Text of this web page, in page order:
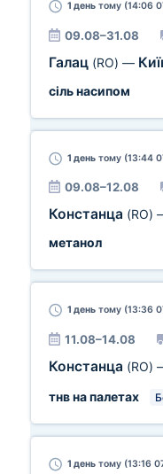
1 день тому (14:06
09.08–31.08
Галац (RO) —
сіль насипом
1 день тому (13:44
09.08–12.08
Констанца (RO)
метанол
1 день тому (13:36
11.08–14.08
Констанца (RO)
тнв на палетах
1 день тому (13:16